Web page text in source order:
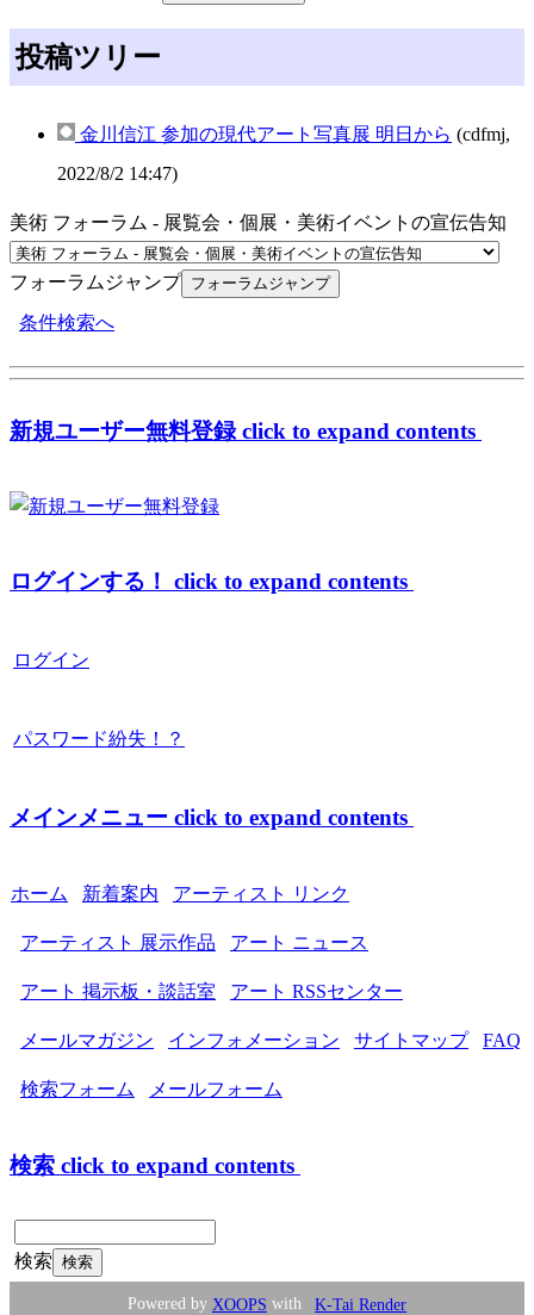
投稿ツリー
金川信江 参加の現代アート写真展 明日から (cdfmj,
2022/8/2 14:47)
美術 フォーラム - 展覧会・個展・美術イベントの宣伝告知
フォーラムジャンプ
条件検索へ
新規ユーザー無料登録click to expand contents
ログインする！ click to expand contents
ログイン
パスワード紛失！？
メインメニュー click to expand contents
ホーム 新着案内 アーティスト リンク
アーティスト 展示作品 アート ニュース
アート 掲示板・談話室 アート RSSセンター
メールマガジン インフォメーション サイトマップ FAQ
検索フォーム メールフォーム
検索 click to expand contents
検索
Powered by XOOPS with K-Tai Render